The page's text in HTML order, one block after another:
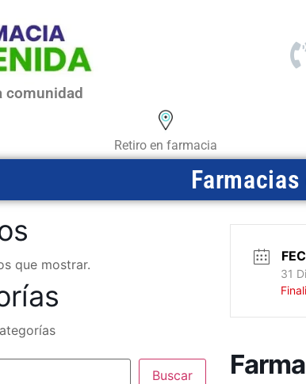
comunidad
Retiro en farmacia
que mostrar.
Buscar
31